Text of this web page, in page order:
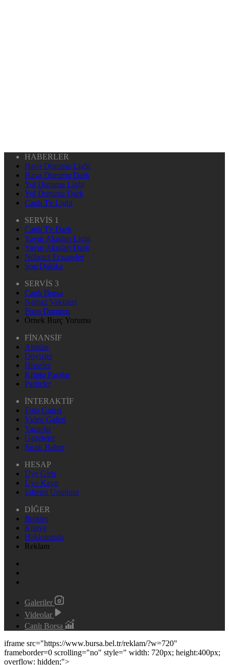
HABERLER
Hava Durumu Light
Hava Durumu Dark
Yol Durumu Light
Yol Durumu Dark
Canlı Tv Light
SERVİS 1
Canlı Tv Dark
Yayın Akışları Light
Yayın Akışları Dark
Nöbetçi Eczaneler
Son Dakika
SERVİS 3
Canlı Borsa
Namaz Vakitleri
Puan Durumu
Örnek Burç Yorumu
FİNANSİF
Altınlar
Dövizler
Hisseler
Kripto Paralar
Pariteler
İNTERAKTİF
Foto Galeri
Video Galeri
Yazarlar
Gazeteler
Sıcak Haber
HESAP
Üye Giriş
Üye Kayıt
Şifremi Unuttum
DİĞER
İletişim
Künye
Hakkımızda
Reklam
Galeriler
Videolar
Canlı Borsa
iframe src="https://www.bursa.bel.tr/reklam/?w=720"
frameborder=0 scrolling="no" style=" width: 720px; height:400px;
overflow: hidden;">